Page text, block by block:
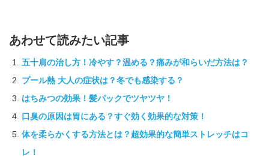
あわせて読みたい記事
五十肩の治し方！冷やす？温める？痛みが和らいだ方法は？
プール熱 大人の症状は？冬でも感染する？
はちみつの効果！髪パックでツヤツヤ！
口臭の原因は胃にある？すぐ効く効果的な対策！
体を柔らかくする方法とは？超効果的な簡単ストレッチはコ
レ！